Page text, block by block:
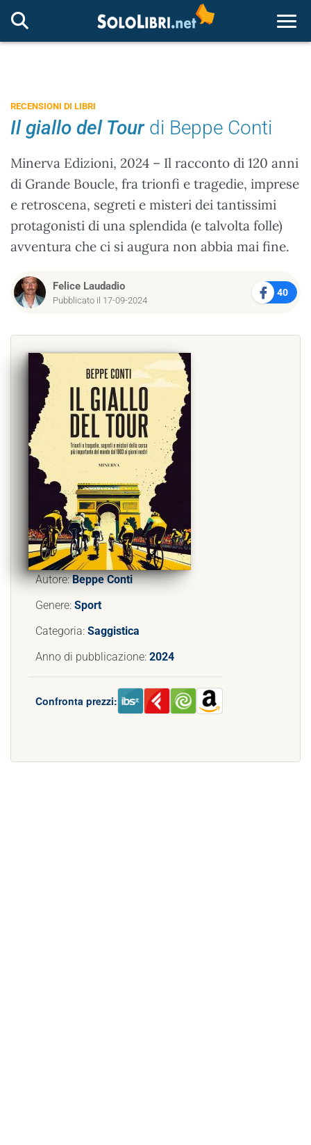
RECENSIONI DI LIBRI
Il giallo del Tourdi Beppe Conti
Minerva Edizioni, 2024 – Il racconto di 120 anni
di Grande Boucle, fra trionfi e tragedie, imprese
e retroscena, segreti e misteri dei tantissimi
protagonisti di una splendida (e talvolta folle)
avventura che ci si augura non abbia mai fine.
Felice Laudadio
Pubblicato il 17-09-2024
40
Autore:Beppe Conti
Genere: Sport
Categoria: Saggistica
Anno di pubblicazione: 2024
Confronta prezzi: